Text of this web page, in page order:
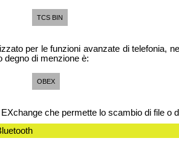
TCS BIN
per le funzioni avanzate di telefonia,
degno di menzione è:
OBEX
che permette lo scambio di file o